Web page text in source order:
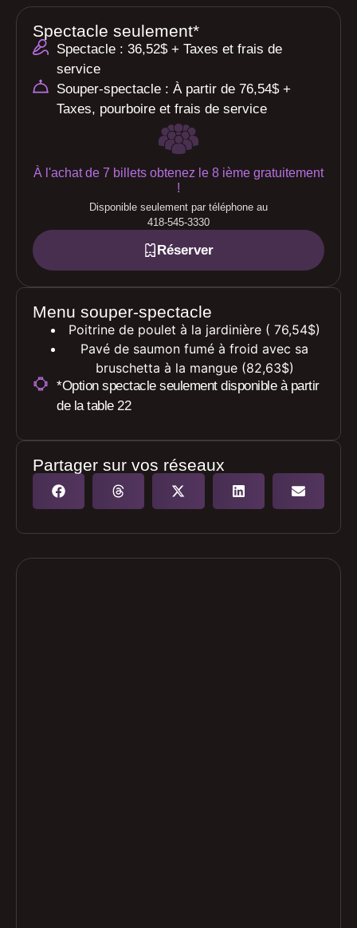
Spectacle seulement*
Spectacle : 36,52$ + Taxes et frais de
service
Souper-spectacle : À partir de 76,54$ +
Taxes, pourboire et frais de service
À l'achat de 7 billets obtenez le 8 ième gratuitement
!
Disponible seulement par téléphone au
418-545-3330
Réserver
Menu souper-spectacle
Poitrine de poulet à la jardinière ( 76,54$)
Pavé de saumon fumé à froid avec sa
bruschetta à la mangue (82,63$)
*Option spectacle seulement disponible à partir
de la table 22
Partager sur vos réseaux